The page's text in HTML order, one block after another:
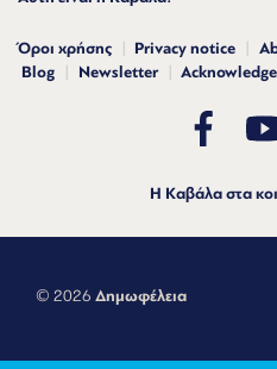
Όροι χρήσης Privacy notice
Blog
Newsletter
Η Καβάλα στα
© 2026 Δημωφέλεια